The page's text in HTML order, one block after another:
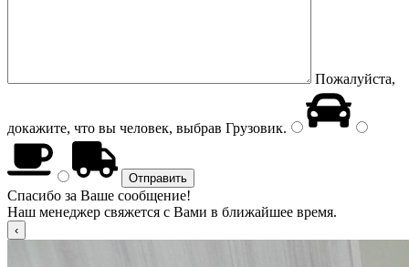
Пожалуйста,
докажите, что вы человек, выбрав Грузовик.
Спасибо за Ваше сообщение!
Наш менеджер свяжется с Вами в ближайшее время.